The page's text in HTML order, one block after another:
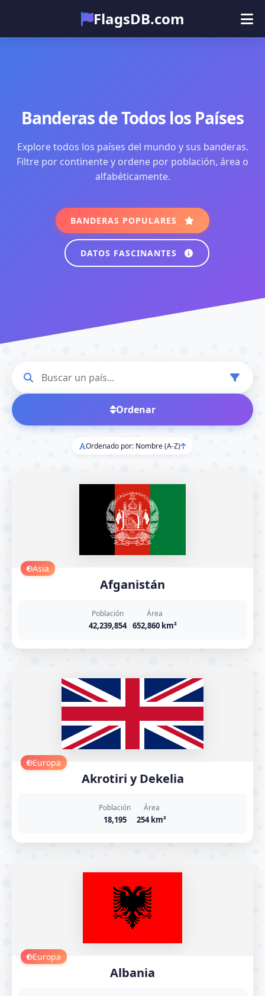
FlagsDB.com
Principal
Banderas de Todos los Países
Explore todos los países del mundo y sus banderas.
Filtre por continente y ordene por población, área o
alfabéticamente.
BANDERAS POPULARES
DATOS FASCINANTES
Ordenar
Ordenado por: Nombre (A-Z)
Asia
Afganistán
Población
42,239,854
Área
652,860 km²
Europa
Akrotiri y Dekelia
Población
18,195
Área
254 km²
Europa
Albania